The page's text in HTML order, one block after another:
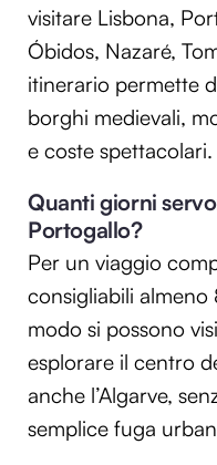
visitare Lisbona,
Óbidos, Nazaré,
itinerario permette
borghi medievali,
e coste spettacolari.
Quanti giorni
Portogallo?
Per un viaggio
consigliabili
modo si possono
esplorare il centro
anche l’Algarve,
semplice fuga